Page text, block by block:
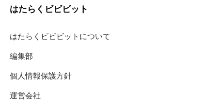
はたらくビビビット
はたらくビビビットについて
編集部
個人情報保護方針
運営会社